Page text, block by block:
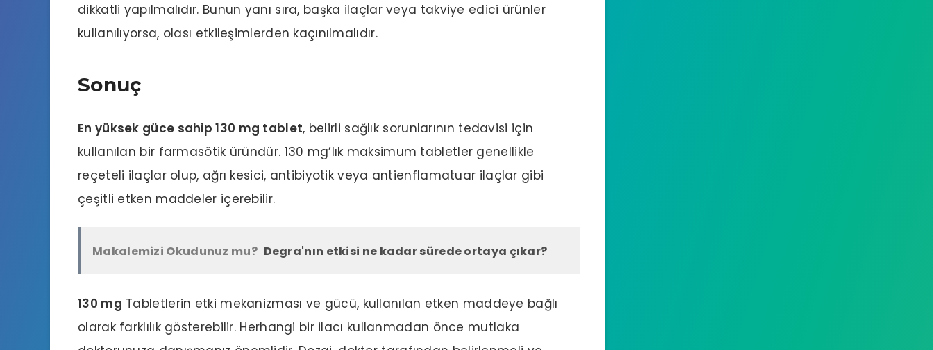
dikkatli yapılmalıdır. Bunun yanı sıra, başka ilaçlar veya takviye edici ürünler
kullanılıyorsa, olası etkileşimlerden kaçınılmalıdır.
Sonuç
En yüksek güce sahip 130 mg tablet, belirli sağlık sorunlarının tedavisi için
kullanılan bir farmasötik üründür. 130 mg’lık maksimum tabletler genellikle
reçeteli ilaçlar olup, ağrı kesici, antibiyotik veya antienflamatuar ilaçlar gibi
çeşitli etken maddeler içerebilir.
Makalemizi Okudunuz mu? Degra'nın etkisi ne kadar sürede ortaya çıkar?
130 mg Tabletlerin etki mekanizması ve gücü, kullanılan etken maddeye bağlı
olarak farklılık gösterebilir. Herhangi bir ilacı kullanmadan önce mutlaka